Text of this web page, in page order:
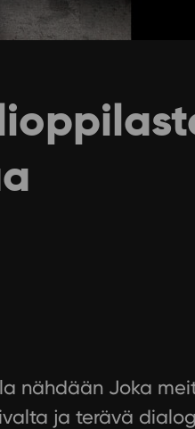
nähdään Joka
ja terävä